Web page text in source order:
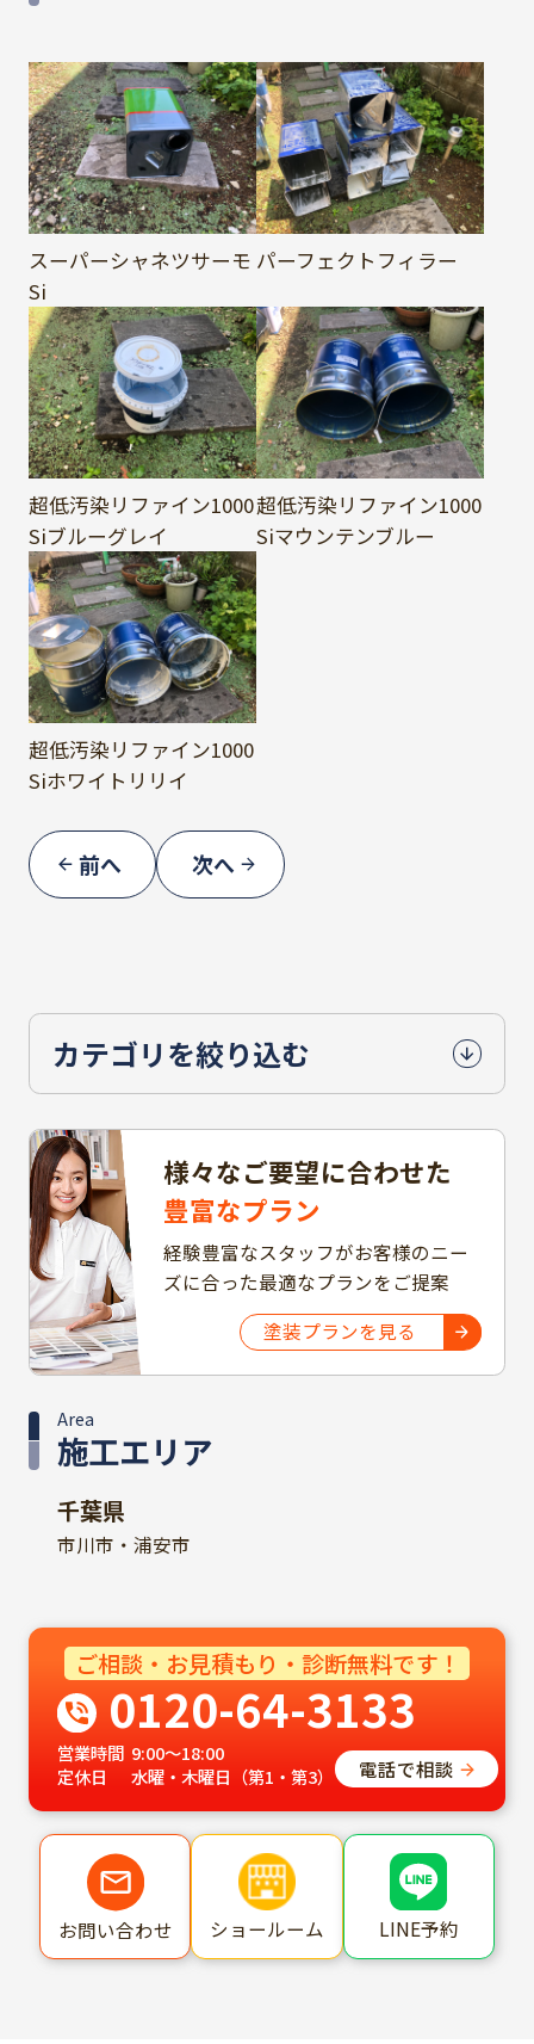
スーパーシャネツサーモ
Si
パーフェクトフィラー
超低汚染リファイン1000
Siブルーグレイ
超低汚染リファイン1000
Siマウンテンブルー
超低汚染リファイン1000
Siホワイトリリイ
前へ 次へ
カテゴリを絞り込む
様々なご要望に合わせた
豊富なプラン
経験豊富なスタッフがお客様のニー
ズに合った最適なプランをご提案
塗装プランを見る
施工エリア
Area
千葉県
市川市・浦安市
ご相談・お見積もり・診断無料です！
0120-64-3133
営業時間 9:00～18:00
定休日
水曜・木曜日（第1・第3） 電話で相談
お問い合わせ ショールーム LINE予約